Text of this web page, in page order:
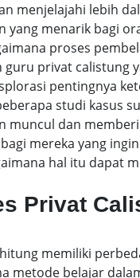
menjelajahi lebih
yang menarik bagi
proses
privat calistung
pentingnya
studi kasus
muncul dan
mereka yang
hal itu dapat
Privat
memiliki
metode belajar